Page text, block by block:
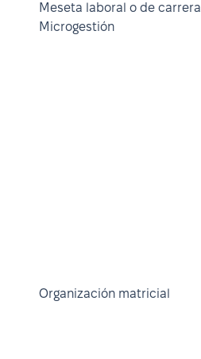
Meseta laboral o de carrera
Microgestión
Organización matricial